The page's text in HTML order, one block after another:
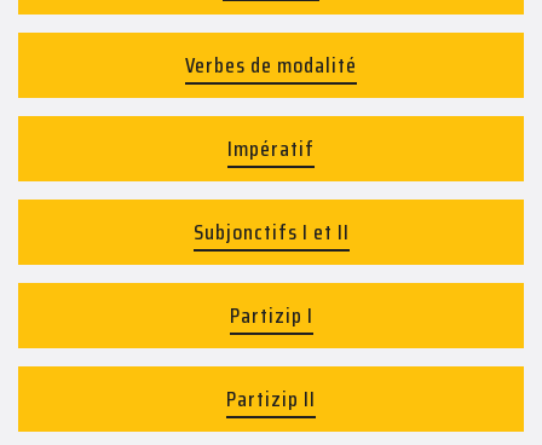
Verbes de modalité
Impératif
Subjonctifs I et II
Partizip I
Partizip II